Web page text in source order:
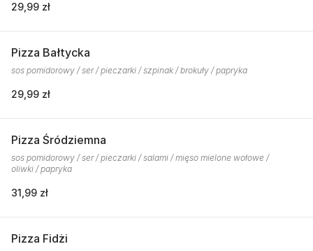
29,99 zł
Pizza Bałtycka
sos pomidorowy / ser / pieczarki / szpinak / brokuły / papryka
29,99 zł
Pizza Śródziemna
sos pomidorowy / ser / pieczarki / salami / mięso mielone wołowe /
oliwki / papryka
31,99 zł
Pizza Fidżi